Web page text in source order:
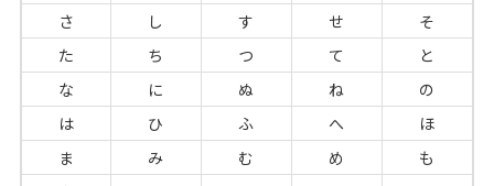
さ
し す せ
そ
た
ち つ て
と
な
に ぬ ね
の
は
ひ ふ へ
ほ
ま
み む め
も